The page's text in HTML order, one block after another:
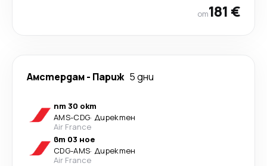
от181 €
Амстердам- Париж 5 дни
пт 30 окт
AMS-CDG· Директен
Air France
вт 03 ное
CDG-AMS· Директен
Air France